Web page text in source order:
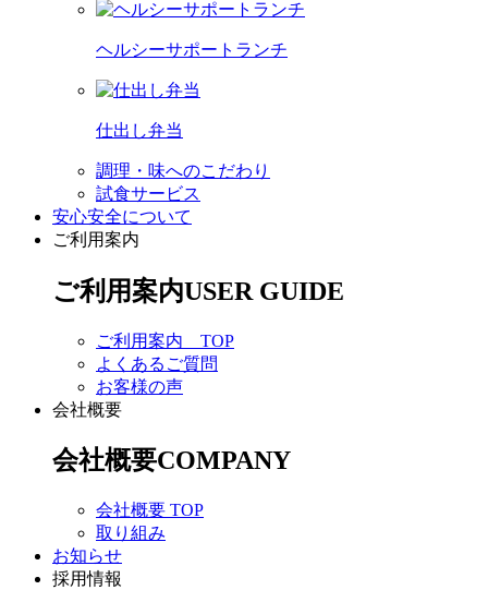
ヘルシーサポートランチ
仕出し弁当
調理・味へのこだわり
試食サービス
安心安全について
ご利用案内
ご利用案内USER GUIDE
ご利用案内 TOP
よくあるご質問
お客様の声
会社概要
会社概要COMPANY
会社概要 TOP
取り組み
お知らせ
採用情報